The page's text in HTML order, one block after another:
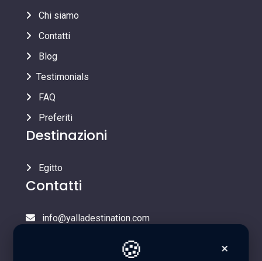
Chi siamo
Contatti
Blog
Testimonials
FAQ
Preferiti
Destinazioni
Egitto
Contatti
info@yalladestination.com
643 Touristic district A, Hadayek October - Giza
🍪 ×